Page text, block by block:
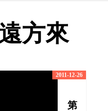
方來
2011-12-26
第